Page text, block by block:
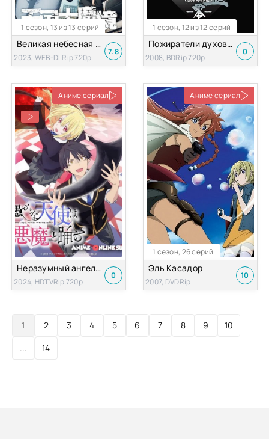
1 сезон, 13 из 13 серий
Великая небесная стена
2023, WEB-DLRip 720p
7.8
1 сезон, 12 из 12 серий
Пожиратели духов: Зеро
2008, BDRip 720p
0
Аниме сериал
Неразумный ангел в пляске с демонами
2024, HDTVRip 720p
0
Аниме сериал
1 сезон, 26 серий
Эль Касадор
2007, DVDRip
10
1 2 3 4 5 6 7 8 9
10
...
14